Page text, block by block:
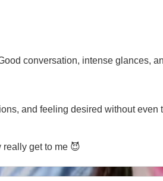
conversation, intense glances,
and feeling desired without even
get to me 😈